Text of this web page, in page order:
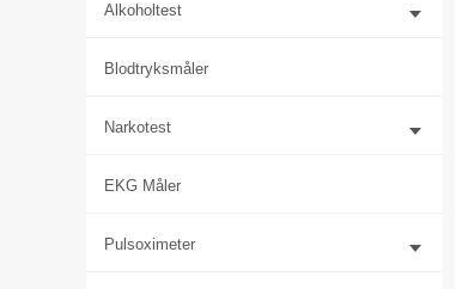
Alkoholtest
Blodtryksmåler
Narkotest
EKG Måler
Pulsoximeter